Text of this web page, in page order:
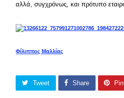
αλλά, συγχρόνως, και πρότυπο
Φίλιππος Μαλλίας
Tweet Share